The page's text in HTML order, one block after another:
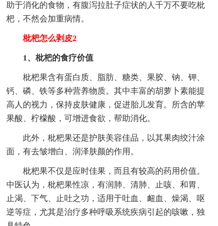
助于消化的食物，有腹泻拉肚子症状的人千万不要吃枇
杷，不然会加重病情。
枇杷怎么剥皮2
1、枇杷的食疗价值
枇杷果含有蛋白质、脂肪、糖类、果胶、钠、钾、
钙、磷、铁等多种营养物质。其中丰富的胡萝卜素能提
高人的视力，保持皮肤健康，促进胎儿发育。所含的苹
果酸、柠檬酸，可增进食欲，帮助消化。
此外，枇杷果还是护肤美容佳品，以其果肉绞汁涂
面，有去皱增白、润泽肤颜的作用。
枇杷果不仅是应时佳果，而且有较高的药用价值。
中医认为，枇杷果性凉，有润肺、清肺、止咳、和胃、
止渴、下气、止吐之功，适用于吐血、衄血、燥渴、呕
逆等症，尤其是治疗多种呼吸系统疾病引起的咳嗽，独